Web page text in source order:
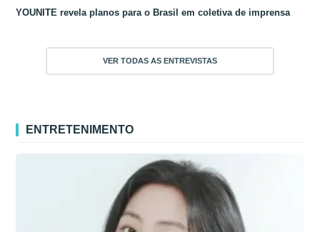
YOUNITE revela planos para o Brasil em coletiva de imprensa
VER TODAS AS ENTREVISTAS
ENTRETENIMENTO